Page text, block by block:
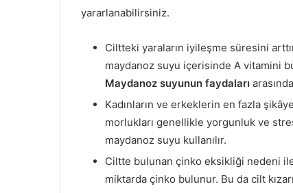
yararlanabilirsiniz.
Ciltteki yaraların iyileşme süresini
maydanoz suyu içerisinde A vitamini
Maydanoz suyunun faydaları
Kadınların ve erkeklerin en fazla
morlukları genellikle yorgunluk ve
maydanoz suyu kullanılır.
Ciltte bulunan çinko eksikliği nedeni
miktarda çinko bulunur. Bu da cilt